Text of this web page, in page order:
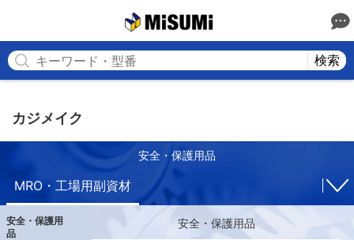
検索
カジメイク
安全・保護用品
MRO・工場用副資材
安全・保護用
品
安全・保護用品